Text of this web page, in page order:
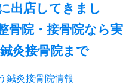
出店してきまし
骨院・接骨院なら実
灸接骨院まで
鍼灸接骨院情報